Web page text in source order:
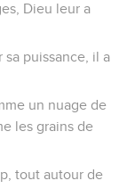
Dieu leur a
sa puissance, il a
un nuage de
les grains de
tout autour de